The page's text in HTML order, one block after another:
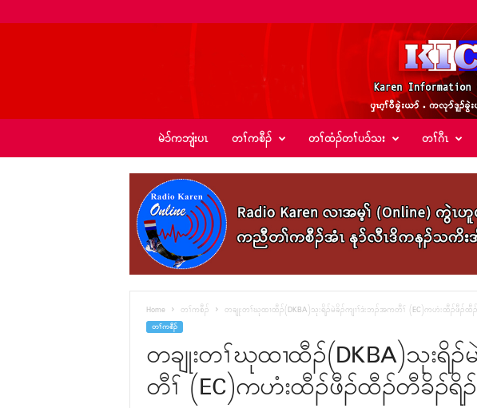
အဲ
မဲၥ်ကဘျံးပၤ တၢ်ကစီၣ် တၢ်ထံၣ်တၢ်ပၥ်သး တၢ်ဂီၤ
Home တၢ်ကစီၣ် တချုးတၢ်ဃုထၢထီၣ်(DKBA)သုးရိၣ်မဲခိၣ်ကျၢၢ်ဒံးဘၣ်အကတီၢ် (EC)ကဟံးထီၣ်ဖီၣ်ထီ
တၢ်ကစီၣ်
တချုးတၢ်ဃုထၢထီၣ်(DKBA)သုးရိၣ်
တီၢ် (EC)ကဟံးထီၣ်ဖီၣ်ထီၣ်တီခိၣ်ရိၣ်